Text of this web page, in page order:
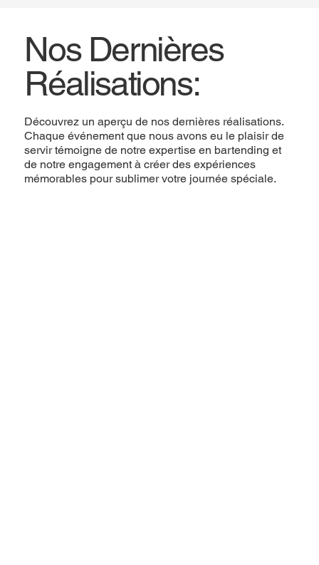
Nos Dernières
Réalisations:
Découvrez un aperçu de nos dernières réalisations.
Chaque événement que nous avons eu le plaisir de
servir témoigne de notre expertise en bartending et
de notre engagement à créer des expériences
mémorables pour sublimer votre journée spéciale.